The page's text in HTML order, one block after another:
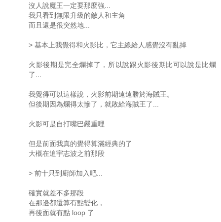
沒人說魔王一定要那麼強...
我只看到無限升級的敵人和主角
而且還是很突然地...
> 基本上我覺得和火影比，它主線給人感覺沒有亂掉
火影後期是完全爛掉了，所以說跟火影後期比可以說是比爛
了...
我覺得可以這樣說，火影前期遠遠勝於海賊王。
但後期因為爛得太慘了，就敗給海賊王了...
火影可是自打嘴巴嚴重哩
但是前面我真的覺得算滿經典的了
大概在追宇志波之前那段
> 前十只到廚師加入吧...
確實就差不多那段
在那邊都還算有點變化，
再後面就有點 loop 了